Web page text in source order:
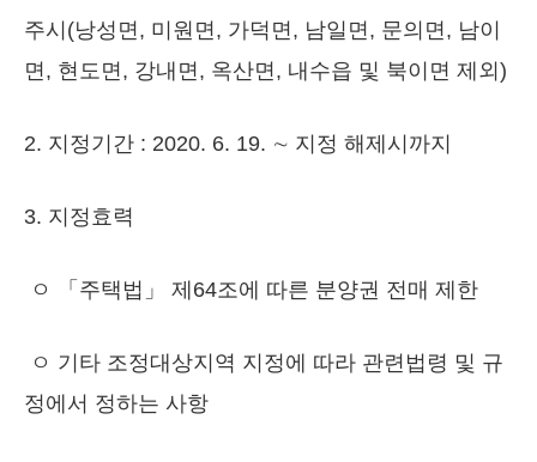
주시(낭성면, 미원면, 가덕면, 남일면, 문의면, 남이
면, 현도면, 강내면, 옥산면, 내수읍 및 북이면 제외)
2. 지정기간 : 2020. 6. 19. ∼ 지정 해제시까지
3. 지정효력
ㅇ 「주택법」 제64조에 따른 분양권 전매 제한
ㅇ 기타 조정대상지역 지정에 따라 관련법령 및 규
정에서 정하는 사항